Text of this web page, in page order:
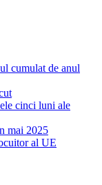
cumulat de anul
cinci luni ale
mai 2025
al UE